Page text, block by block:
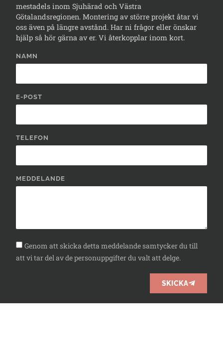
mestadels inom Sjuhärad och Västra
Götalandsregionen. Montering av större projekt åtar vi
oss även på längre avstånd. Har ni frågor eller önskar
hjälp så hör gärna av er. Vi återkopplar inom kort.
NAMN
E-POST
TELEFON
MEDDELANDE
Genom att skicka detta meddelande samtycker du till
att vi tar del av de personuppgifter du valt att delge.
SKICKA